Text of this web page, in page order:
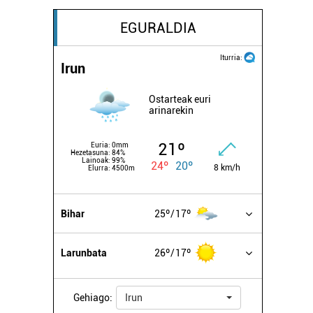
EGURALDIA
Iturria:
Irun
Ostarteak euri
arinarekin
Euria: 0mm
Hezetasuna: 84%
Lainoak: 99%
Elurra: 4500m
21º
24º 20º 8 km/h
Bihar 25º 17º
Larunbata 26º 17º
Gehiago: Irun